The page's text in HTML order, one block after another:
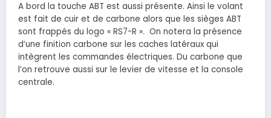
A bord la touche ABT est aussi présente. Ainsi le volant
est fait de cuir et de carbone alors que les sièges ABT
sont frappés du logo « RS7-R ». On notera la présence
d’une finition carbone sur les caches latéraux qui
intègrent les commandes électriques. Du carbone que
l’on retrouve aussi sur le levier de vitesse et la console
centrale.